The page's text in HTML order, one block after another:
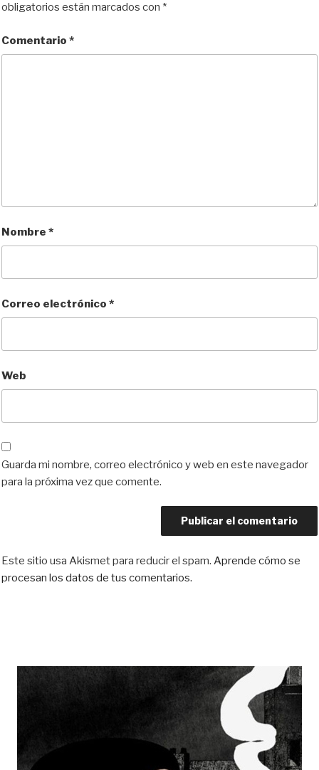
obligatorios están marcados con *
Comentario *
Nombre *
Correo electrónico *
Web
Guarda mi nombre, correo electrónico y web en este navegador
para la próxima vez que comente.
Este sitio usa Akismet para reducir el spam. Aprende cómo se
procesan los datos de tus comentarios.